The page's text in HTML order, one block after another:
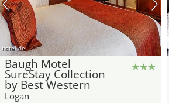
hotel.de
Baugh Motel
SureStay Collection
by Best Western
Logan